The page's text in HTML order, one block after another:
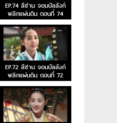
EP.74 ลีซาน จอมบัลลังก์
พลิกแผ่นดิน ตอนที่ 74
EP.72 ลีซาน จอมบัลลังก์
พลิกแผ่นดิน ตอนที่ 72